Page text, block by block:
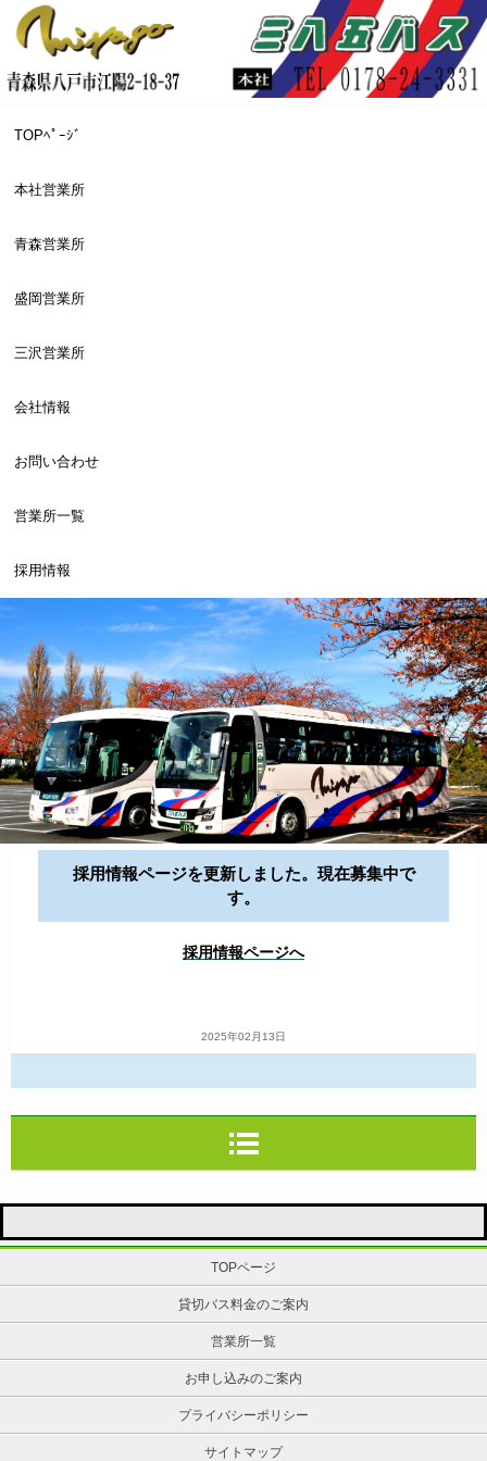
TOPﾍﾟｰｼﾞ
本社営業所
青森営業所
盛岡営業所
三沢営業所
会社情報
お問い合わせ
営業所一覧
採用情報
採用情報ページを更新しました。現在募集中で
す。
採用情報ページへ
2025年02月13日
TOPページ
貸切バス料金のご案内
営業所一覧
お申し込みのご案内
プライバシーポリシー
サイトマップ